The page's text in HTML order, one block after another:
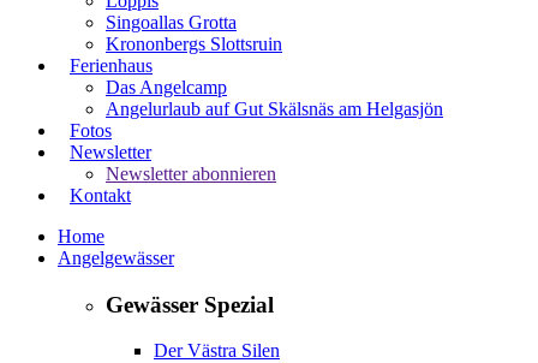
Singoallas Grotta
Krononbergs Slottsruin
Ferienhaus
Das Angelcamp
Angelurlaub auf Gut Skälsnäs am Helgasjön
Fotos
Newsletter
Newsletter abonnieren
Kontakt
Home
Angelgewässer
Gewässer Spezial
Der Västra Silen